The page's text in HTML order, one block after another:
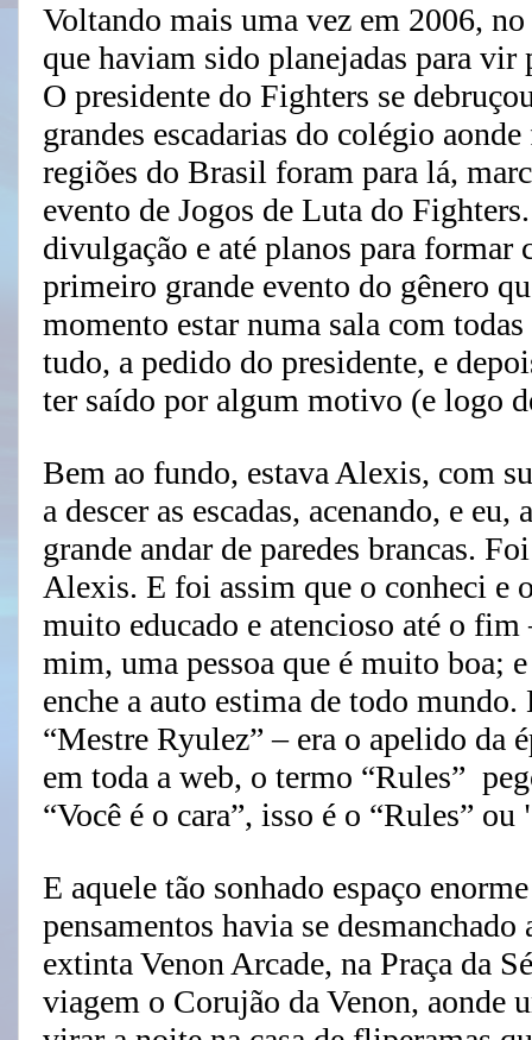
Voltando mais uma vez em 2006,
que haviam sido planejadas para vir
O presidente do Fighters se
grandes escadarias do colégio
regiões do Brasil foram para lá,
evento de Jogos de Luta do
divulgação e até planos para formar
primeiro grande evento do gênero
momento estar numa sala com
tudo, a pedido do presidente, e
ter saído por algum motivo (e logo
Bem ao fundo, estava Alexis, com
a descer as escadas, acenando, e
grande andar de paredes brancas.
Alexis. E foi assim que o conheci e
muito educado e atencioso até o
mim, uma pessoa que é muito boa;
enche a auto estima de todo
“Mestre Ryulez” – era o apelido da
em toda a web, o termo “Rules”
“Você é o cara”, isso é o “Rules”
E aquele tão sonhado espaço
pensamentos havia se
extinta Venon Arcade, na Praça da
viagem o Corujão da Venon, aonde